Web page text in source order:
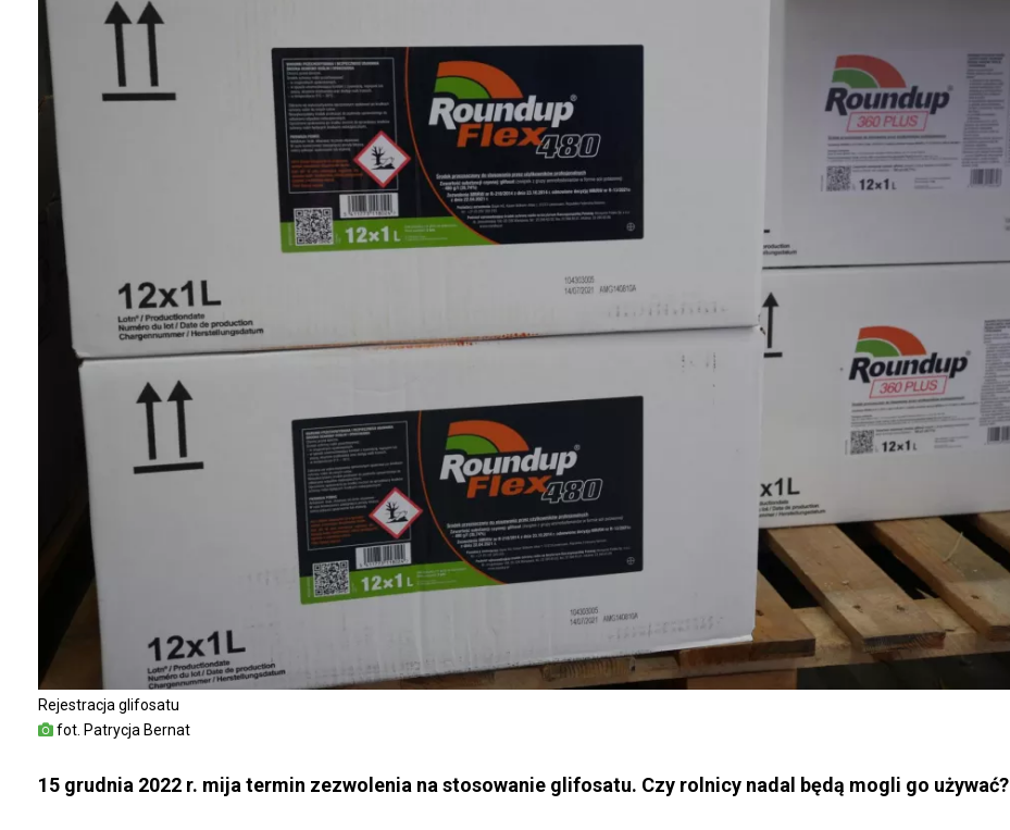
Rejestracja glifosatu
fot. Patrycja Bernat
15 grudnia 2022 r. mija termin zezwolenia na stosowanie glifosatu. Czy rolnicy nadal będą mogli go używać?